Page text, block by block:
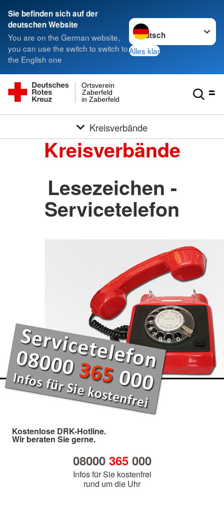
Sie befinden sich auf der
deutschen Website
You are on the German website,
you can use the switch to switch to
the English one
Sprache wechseln zu
Alles klar
in Zaberfeld
Zaberfeld
Ortsverein
Kreisverbände
Kreisverbände
Lesezeichen -
Servicetelefon
Kostenlose DRK-Hotline.
Wir beraten Sie gerne.
08000 365000
Infos für Sie kostenfrei
rund um die Uhr